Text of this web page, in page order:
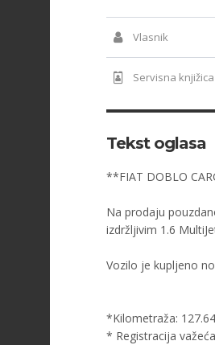
Vlasnik
Servisna knjižica
Tekst oglasa
**FIAT DOBLO
Na prodaju
izdržljivim 1.6
Vozilo je kupljeno
*Kilometraža:
* Registracija